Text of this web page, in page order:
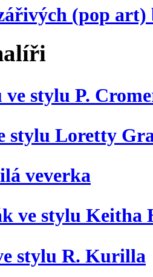
(pop art)
stylu P.
stylu Loretty
veverka
ve stylu Keitha
stylu R. Kurilla